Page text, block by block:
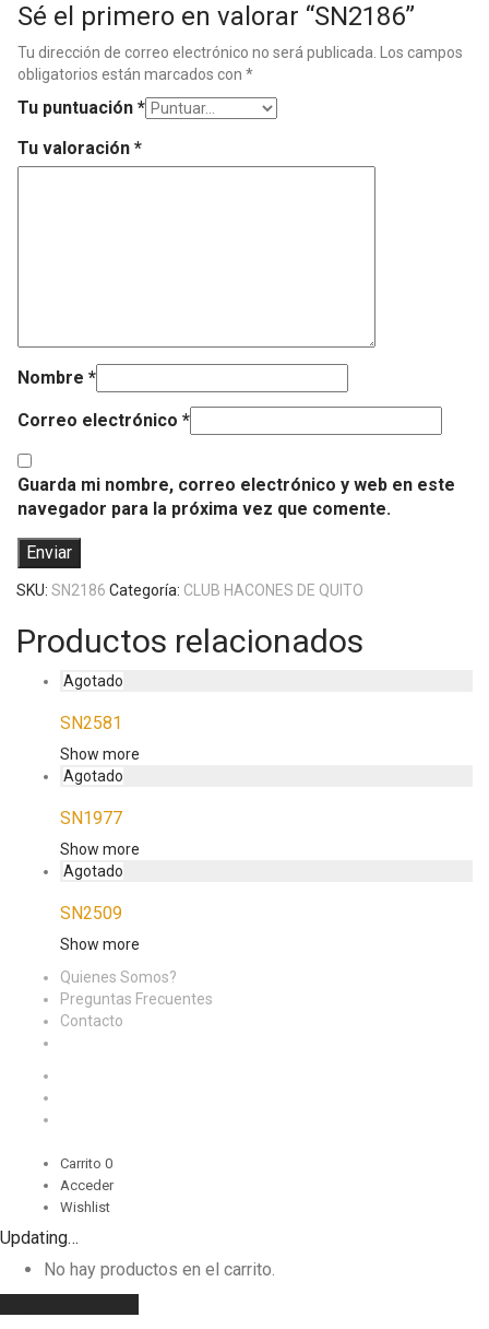
Sé el primero en valorar “SN2186”
Tu dirección de correo electrónico no será publicada. Los campos
obligatorios están marcados con *
Tu puntuación *
Tu valoración *
Nombre *
Correo electrónico *
Guarda mi nombre, correo electrónico y web en este
navegador para la próxima vez que comente.
SKU: SN2186 Categoría: CLUB HACONES DE QUITO
Productos relacionados
SN2581
Show more
SN1977
Show more
SN2509
Show more
Quienes Somos?
Preguntas Frecuentes
Contacto
Carrito 0
Acceder
Wishlist
Updating…
No hay productos en el carrito.